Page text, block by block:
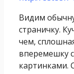
Видим
страничку.
чем,
вперемешку
картинками.